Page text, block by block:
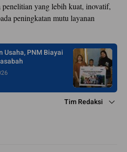
yang lebih kuat, inovatif,
peningkatan mutu layanan
Usaha, PNM Biayai
Tim Redaksi